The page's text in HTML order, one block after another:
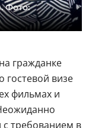
Фото:
гражданке
гостевой визе
фильмах и
с требованием в